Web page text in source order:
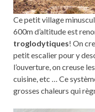
Ce petit village
600m d’altitude est
troglodytiques! On
petit escalier pour y
l’ouverture, on creuse
cuisine, etc … Ce
grosses chaleurs qui